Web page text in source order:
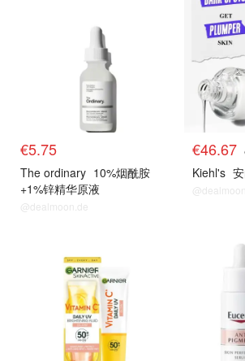
€5.75
The ordinary 10%烟酰胺
+1%锌精华原液
@dealmoon.de
€46.67
Kiehl's